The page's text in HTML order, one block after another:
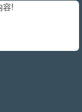
容!